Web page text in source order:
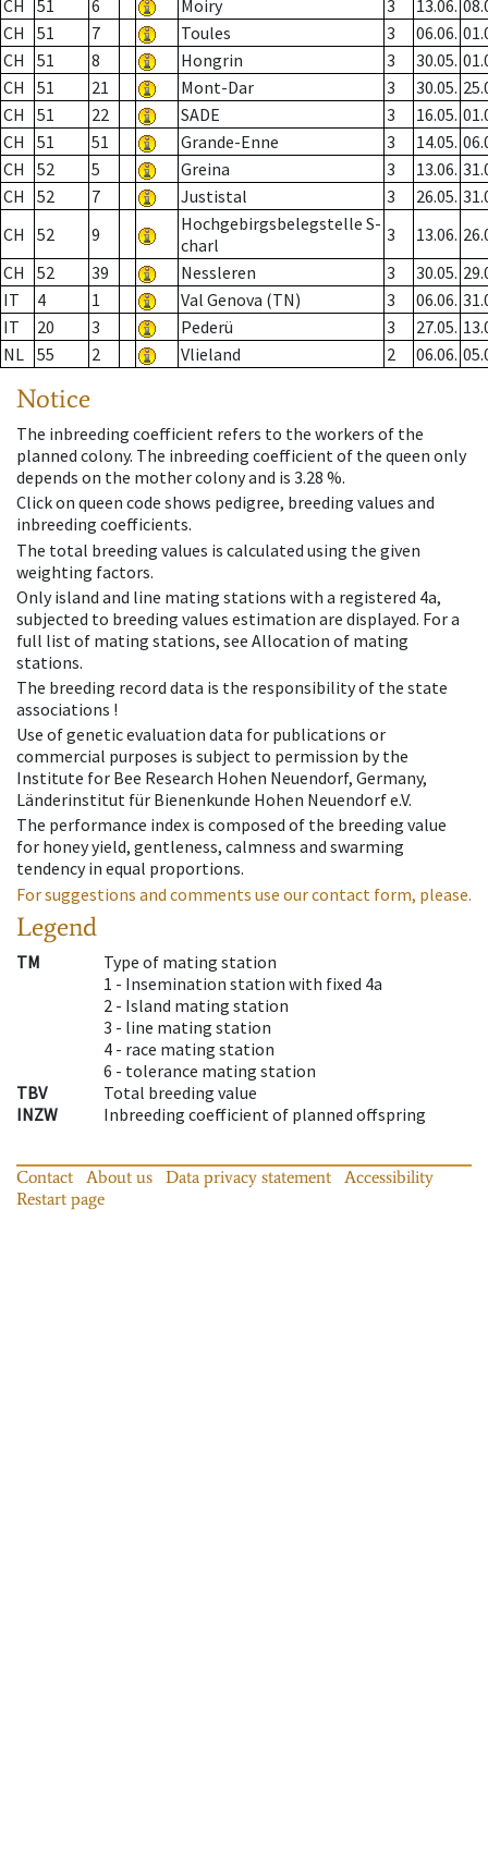
CH 51 6 Moiry 3 13.06.
CH
51 7 Toules 3 06.06.
CH
51 8 Hongrin 3 30.05.
CH
51 21 Mont-Dar 3 30.05.
CH
51 22 SADE 3 16.05.
CH
51 51 Grande-Enne 3 14.05.
CH
52 5 Greina 3 13.06.
CH
52 7 Justistal 3 26.05.
CH
52 9
Hochgebirgsbelegstelle S-
charl
3 13.06.
CH
52 39 Nessleren 3 30.05.
IT
4 1 Val Genova (TN) 3 06.06.
IT
20 3 Pederü 3 27.05.
NL 55 2 Vlieland 2 06.06.
Notice
The inbreeding coefficient refers to the workers of the
planned colony. The inbreeding coefficient of the queen only
depends on the mother colony and is 3.28 %.
Click on queen code shows pedigree, breeding values and
inbreeding coefficients.
The total breeding values is calculated using the given
weighting factors.
Only island and line mating stations with a registered 4a,
subjected to breeding values estimation are displayed. For a
full list of mating stations, see Allocation of mating
stations.
The breeding record data is the responsibility of the state
associations !
Use of genetic evaluation data for publications or
commercial purposes is subject to permission by the
Institute for Bee Research Hohen Neuendorf, Germany,
Länderinstitut für Bienenkunde Hohen Neuendorf e.V.
The performance index is composed of the breeding value
for honey yield, gentleness, calmness and swarming
tendency in equal proportions.
For suggestions and comments use our contact form, please.
Legend
TM
Type of mating station
1 - Insemination station with fixed 4a
2 - Island mating station
3 - line mating station
4 - race mating station
6 - tolerance mating station
TBV
Total breeding value
INZW
Inbreeding coefficient of planned offspring
Contact About us Data privacy statement
Accessibility
Restart page